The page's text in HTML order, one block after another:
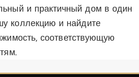
и практичный дом в один
коллекцию и найдите
соответствующую